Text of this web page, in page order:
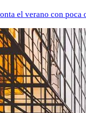
el verano con